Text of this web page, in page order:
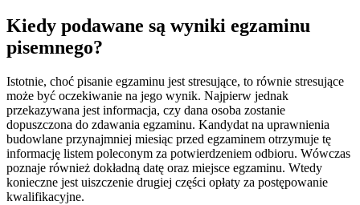
Kiedy podawane są wyniki egzaminu
pisemnego?
Istotnie, choć pisanie egzaminu jest stresujące, to równie stresujące
może być oczekiwanie na jego wynik. Najpierw jednak
przekazywana jest informacja, czy dana osoba zostanie
dopuszczona do zdawania egzaminu. Kandydat na uprawnienia
budowlane przynajmniej miesiąc przed egzaminem otrzymuje tę
informację listem poleconym za potwierdzeniem odbioru. Wówczas
poznaje również dokładną datę oraz miejsce egzaminu. Wtedy
konieczne jest uiszczenie drugiej części opłaty za postępowanie
kwalifikacyjne.